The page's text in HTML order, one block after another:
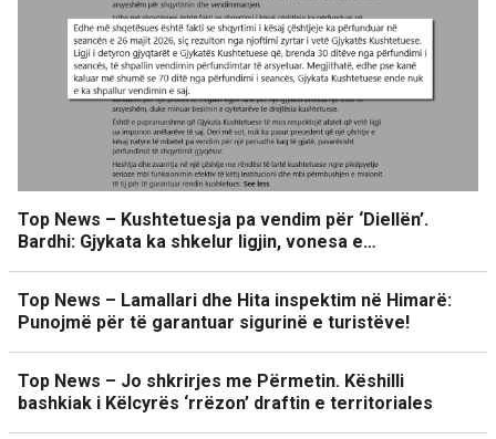
Top News – Kushtetuesja pa vendim për ‘Diellën’.
Bardhi: Gjykata ka shkelur ligjin, vonesa e…
Top News – Lamallari dhe Hita inspektim në Himarë:
Punojmë për të garantuar sigurinë e turistëve!
Top News – Jo shkrirjes me Përmetin. Këshilli
bashkiak i Këlcyrës ‘rrëzon’ draftin e territoriales